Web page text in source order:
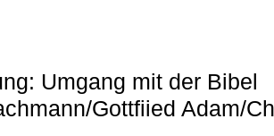
Umgang mit der Bibel
Gottfiied Adam/